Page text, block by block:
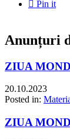
 Pin it
Anunțuri
ZIUA
20.10.2023
Posted in:
ZIUA